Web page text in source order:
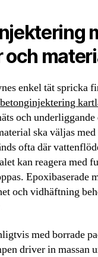
enkel tät spricka
betonginjektering
och
ska väljas
ofta där
kan reagera med
Epoxibaserade
och vidhäftning
med borrade
driver in massan